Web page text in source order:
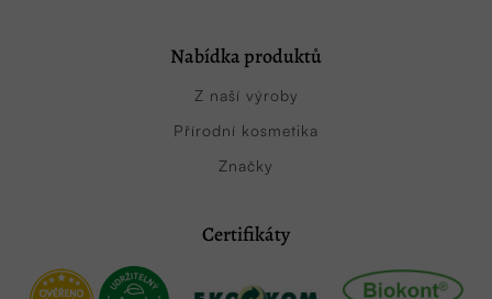
Nabídka produktů
Z naší výroby
Přírodní kosmetika
Značky
Certifikáty